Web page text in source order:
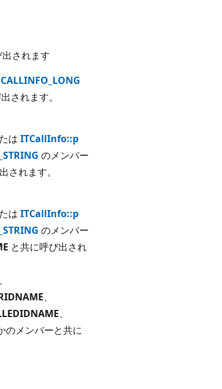
されます
CALLINFO_LONG
されます。
は ITCallInfo::p
のメンバー
されます。
は ITCallInfo::p
のメンバー
と共に呼び出され
、
、
のメンバーと共に